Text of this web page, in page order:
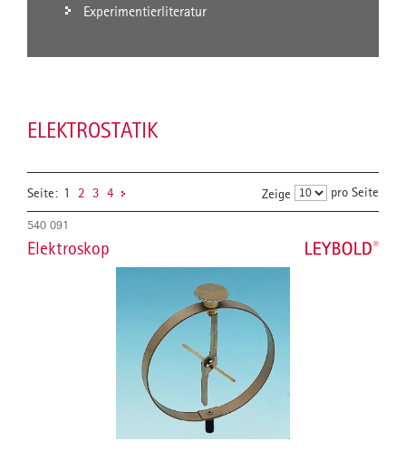
Experimentierliteratur
ELEKTROSTATIK
Seite: 1 2 3 4 Zeige pro Seite
540 091
Elektroskop